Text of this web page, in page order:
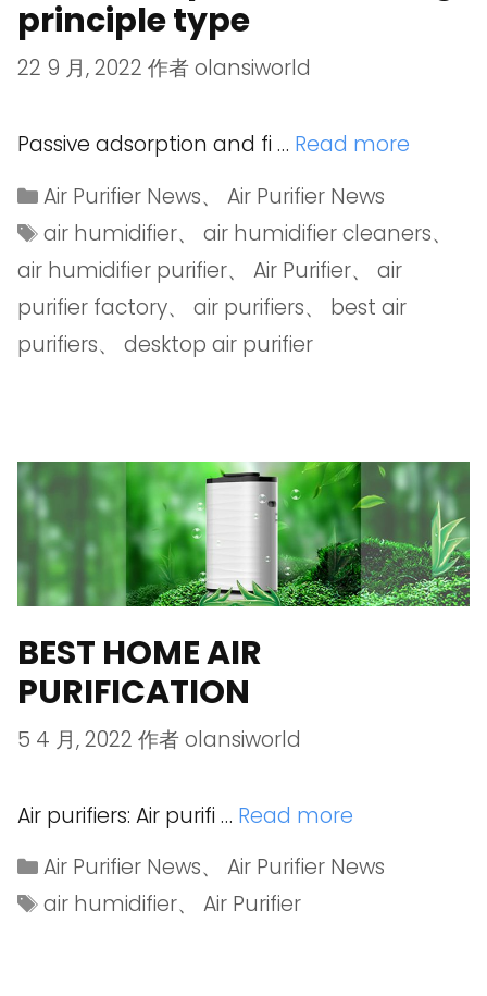
principle type
22 9 月, 2022 作者olansiworld
Passive adsorption and fi … Read more
Air Purifier News、Air Purifier News
air humidifier、air humidifier cleaners、
air humidifier purifier、 Air Purifier、 air
purifier factory、 air purifiers、 best air
purifiers、 desktop air purifier
BEST HOME AIR
PURIFICATION
5 4 月, 2022 作者olansiworld
Air purifiers: Air purifi … Read more
Air Purifier News、Air Purifier News
air humidifier、Air Purifier